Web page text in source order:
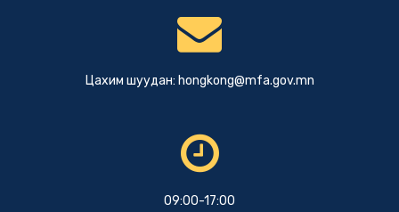
Цахим шуудан: hongkong@mfa.gov.mn
09:00-17:00